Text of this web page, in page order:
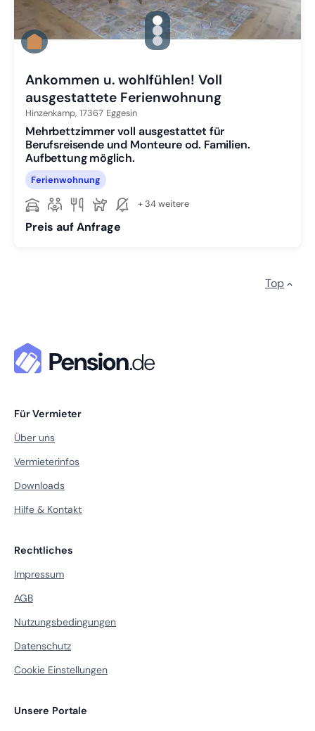
gallery.slide_selector
Zu Slide 1 wechseln
Zu Slide 2 wechseln
Zu Slide 3 wechseln
Ankommen u. wohlfühlen! Voll
ausgestattete Ferienwohnung
Hinzenkamp, 17367 Eggesin
Mehrbettzimmer voll ausgestattet für
Berufsreisende und Monteure od. Familien.
Aufbettung möglich.
Ferienwohnung
+ 34 weitere
Preis auf Anfrage
Top
Für Vermieter
Über uns
Vermieterinfos
Downloads
Hilfe & Kontakt
Rechtliches
Impressum
AGB
Nutzungsbedingungen
Datenschutz
Cookie Einstellungen
Unsere Portale